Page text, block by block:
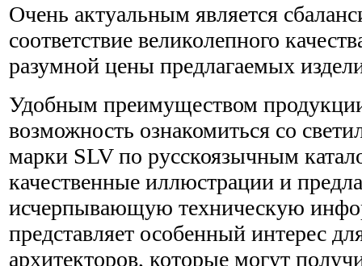
Очень актуальным является
соответствие великолепного
разумной цены предлагаемых
Удобным преимуществом
возможность ознакомиться со
марки SLV по русскоязычным
качественные иллюстрации и
исчерпывающую техническую
представляет особенный интерес
архитекторов, которые могут